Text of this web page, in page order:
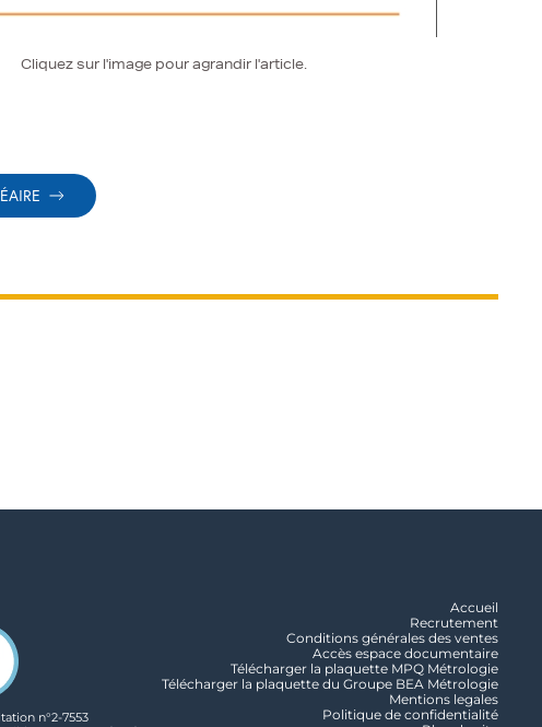
Cliquez sur l'image pour agrandir l'article.
n°2-7553
Accueil
Recrutement
Conditions générales des ventes
Accès espace documentaire
Télécharger la plaquette MPQ Métrologie
Télécharger la plaquette du Groupe BEA Métrologie
Mentions legales
Politique de confidentialité